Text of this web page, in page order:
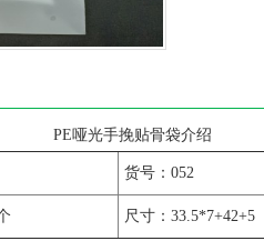
PE哑光手挽贴骨袋介绍
货号：052
尺寸：33.5*7+42+5